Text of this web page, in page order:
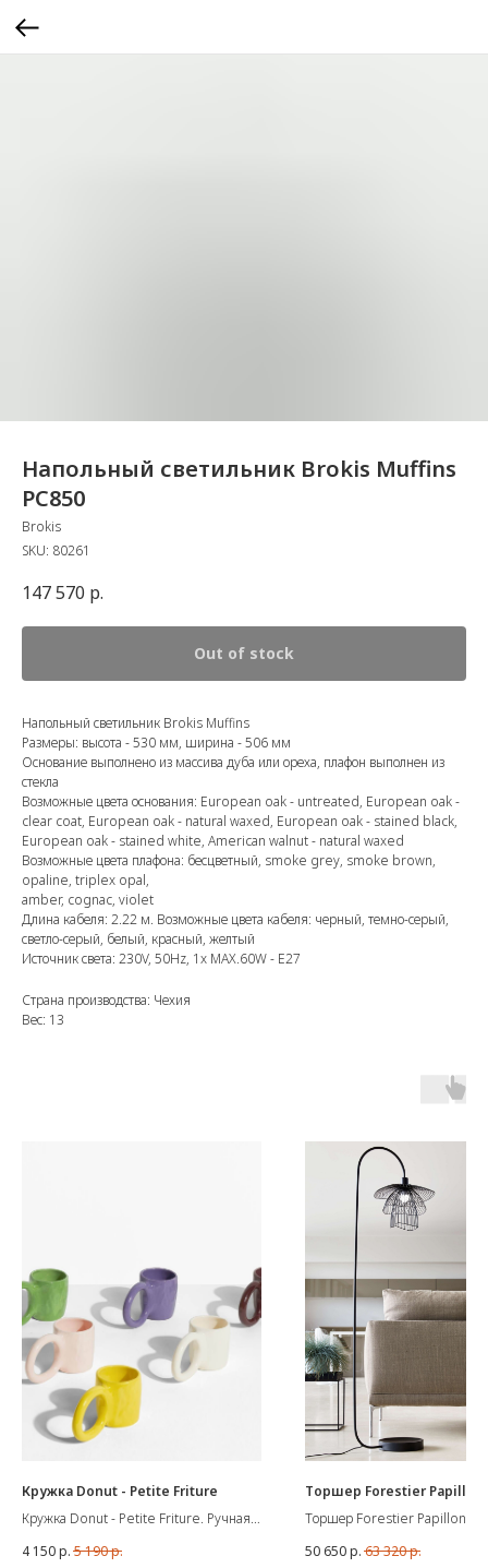
Напольный светильник Brokis Muffins
PC850
Brokis
SKU: 80261
147 570 р.
Out of stock
Напольный светильник Brokis Muffins
Размеры: высота - 530 мм, ширина - 506 мм
Основание выполнено из массива дуба или ореха, плафон выполнен из
стекла
Возможные цвета основания: European oak - untreated, European oak -
clear coat, European oak - natural waxed, European oak - stained black,
European oak - stained white, American walnut - natural waxed
Возможные цвета плафона: бесцветный, smoke grey, smoke brown,
opaline, triplex opal,
amber, cognac, violet
Длина кабеля: 2.22 м. Возможные цвета кабеля: черный, темно-серый,
светло-серый, белый, красный, желтый
Источник света: 230V, 50Hz, 1x MAX.60W - E27
Страна производства: Чехия
Вес: 13
Кружка Donut - Petite Friture
Кружка Donut - Petite Friture. Ручная
4 150р. 5 190р.
Торшер Forestier Papillon
Торшер Forestier Papillon от
Материал - металл. Цоколь
50 650р. 63 320р.